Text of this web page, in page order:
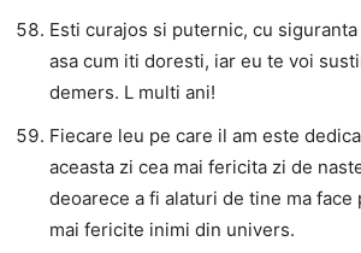
Esti curajos si puternic, cu
asa cum iti doresti, iar eu te voi
demers. L multi ani!
Fiecare leu pe care il am este
aceasta zi cea mai fericita zi de
deoarece a fi alaturi de tine ma
mai fericite inimi din univers.